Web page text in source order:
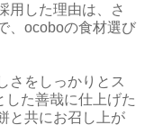
用した理由は、さ
、ocoboの食材選び
さをしっかりとス
た善哉に仕上げた
と共にお召し上が